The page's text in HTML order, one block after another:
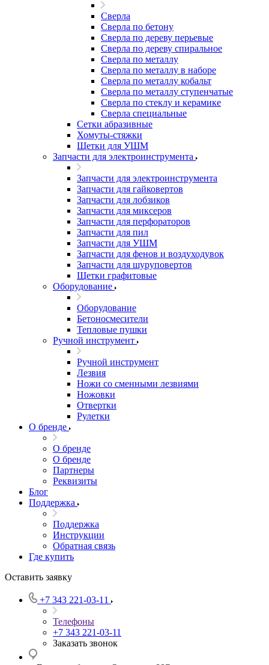
Сверла
Сверла по бетону
Сверла по дереву перьевые
Сверла по дереву спиральное
Сверла по металлу
Сверла по металлу в наборе
Сверла по металлу кобальт
Сверла по металлу ступенчатые
Сверла по стеклу и керамике
Сверла специальные
Сетки абразивные
Хомуты-стяжки
Щетки для УШМ
Запчасти для электроинструмента
Запчасти для электроинструмента
Запчасти для гайковертов
Запчасти для лобзиков
Запчасти для миксеров
Запчасти для перфораторов
Запчасти для пил
Запчасти для УШМ
Запчасти для фенов и воздуходувок
Запчасти для шуруповертов
Щетки графитовые
Оборудование
Оборудование
Бетоносмесители
Тепловые пушки
Ручной инструмент
Ручной инструмент
Лезвия
Ножи со сменными лезвиями
Ножовки
Отвертки
Рулетки
О бренде
О бренде
О бренде
Партнеры
Реквизиты
Блог
Поддержка
Поддержка
Инструкции
Обратная связь
Где купить
Оставить заявку
+7 343 221-03-11
Телефоны
+7 343 221-03-11
Заказать звонок